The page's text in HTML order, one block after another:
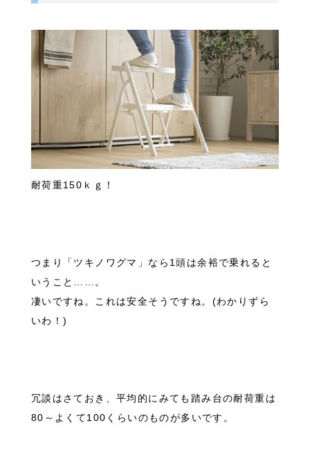
耐荷重150ｋｇ！
つまり「ツキノワグマ」なら1頭は余裕で乗れると
いうこと……。
凄いですね。これは安全そうですね。(わかりずら
いわ！)
冗談はさておき、平均的にみても踏み台の耐荷重は
80～よくて100くらいのものが多いです。